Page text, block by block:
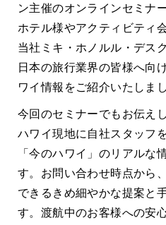
ン主催のオンラインセミナ
ホテル様やアクティビティ
当社ミキ・ホノルル・デス
日本の旅行業界の皆様へ向
ワイ情報をご紹介いたしまし
今回のセミナーでもお伝え
ハワイ現地に自社スタッフ
「今のハワイ」のリアルな
す。お問い合わせ時点から
できるきめ細やかな提案と
す。渡航中のお客様への安